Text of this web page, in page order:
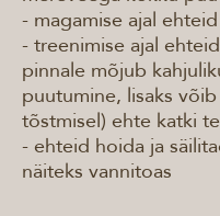
- magamise ajal
- treenimise ajal
pinnale mõjub
puutumine, lisaks
tõstmisel) ehte katki
- ehteid hoida ja
näiteks vannitoas